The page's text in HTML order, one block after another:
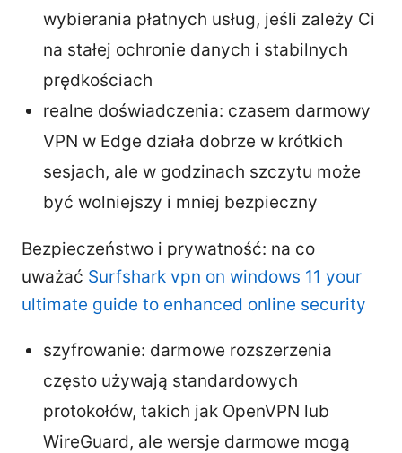
wybierania płatnych usług, jeśli zależy Ci
na stałej ochronie danych i stabilnych
prędkościach
realne doświadczenia: czasem darmowy
VPN w Edge działa dobrze w krótkich
sesjach, ale w godzinach szczytu może
być wolniejszy i mniej bezpieczny
Bezpieczeństwo i prywatność: na co
uważać Surfshark vpn on windows 11 your
ultimate guide to enhanced online security
szyfrowanie: darmowe rozszerzenia
często używają standardowych
protokołów, takich jak OpenVPN lub
WireGuard, ale wersje darmowe mogą